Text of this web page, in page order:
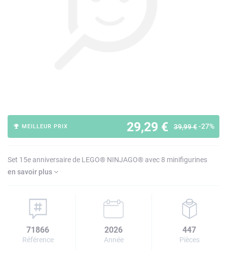
29,29 € 39,99 €-27%
MEILLEUR PRIX
Set 15e anniversaire de LEGO® NINJAGO® avec 8 minifigurines
en savoir plus
71866
Référence
2026
Année
447
Pièces